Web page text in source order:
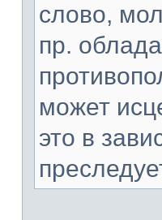
слово,
пр.
может
это в